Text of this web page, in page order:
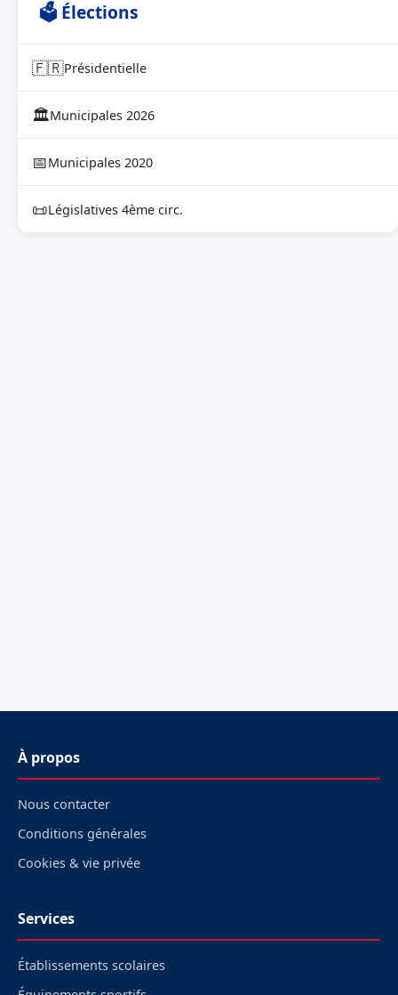
🗳 Élections
🇫🇷Présidentielle
🏛Municipales 2026
📅Municipales 2020
📜Législatives 4ème circ.
À propos
Nous contacter
Conditions générales
Cookies & vie privée
Services
Établissements scolaires